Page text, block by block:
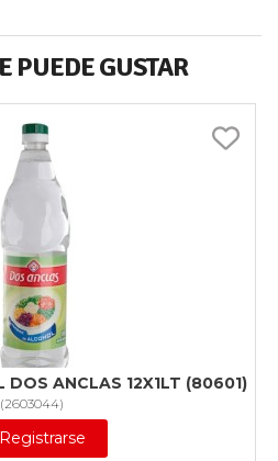
PUEDE GUSTAR
DOS ANCLAS 12X1LT (80601)
(2603044)
Registrarse